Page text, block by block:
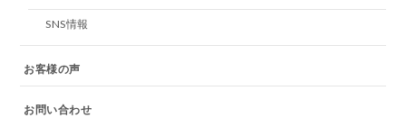
SNS情報
お客様の声
お問い合わせ